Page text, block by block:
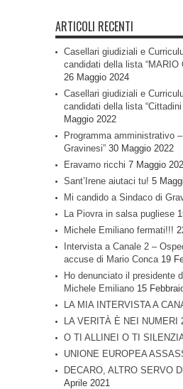
ARTICOLI RECENTI
Casellari giudiziali e
candidati della lista “MARIO
26 Maggio 2024
Casellari giudiziali e
candidati della lista
Maggio 2022
Programma amministrativo
Gravinesi” 30 Maggio 2022
Eravamo ricchi 7 Maggio
Sant’Irene aiutaci tu! 5
Mi candido a Sindaco di
La Piovra in salsa pugliese
Michele Emiliano fermati!!!
Intervista a Canale 2 –
accuse di Mario Conca 19
Ho denunciato il presidente
Michele Emiliano 15
LA MIA INTERVISTA A
LA VERITÀ È NEI NUMERI
O TI ALLINEI O TI
UNIONE EUROPEA
DECARO, ALTRO SERVO
Aprile 2021